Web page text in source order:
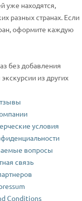
уже находятся,
разных странах. Если
оформите каждую
без добавления
из других
условия
вопросы
связь
Conditions